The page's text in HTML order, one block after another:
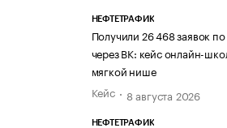
НЕФТЕТРАФИК
Получили 26 468 заявок
через ВК: кейс онлайн-
мягкой нише
Кейс
8 августа 2026
НЕФТЕТРАФИК